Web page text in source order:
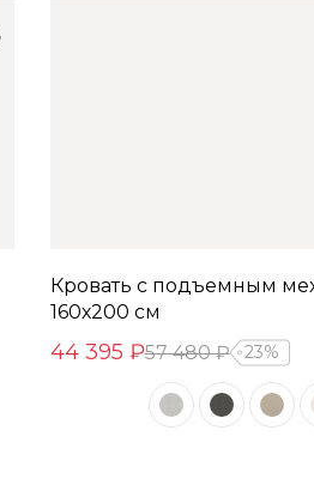
Кровать с подъемным
160х200 см
44 395 ₽57 480 ₽ 23%